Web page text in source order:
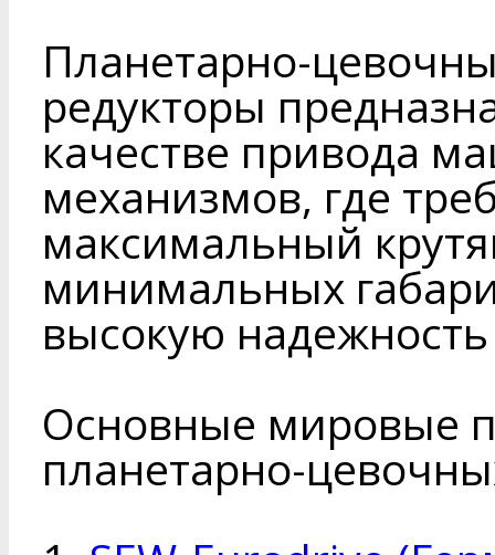
Планетарно-
редукторы
качестве привода
механизмов, где
максимальный
минимальных
высокую
Основные мировые
планетарно-